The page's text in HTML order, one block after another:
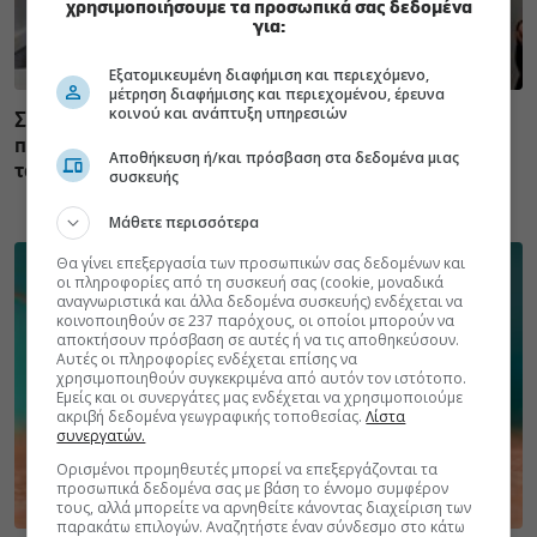
Σε Λαμία και Καρδίτσα ο Άδ. Γεωργιάδης για την
παραλαβή 7 ασθενοφόρων του ΕΚΑΒ και τα εγκαίνια
του ΚΥ Σοφάδων
χρησιμοποιήσουμε τα προσωπικά σας δεδομένα
για:
Εξατομικευμένη διαφήμιση και περιεχόμενο,
μέτρηση διαφήμισης και περιεχομένου, έρευνα
κοινού και ανάπτυξη υπηρεσιών
Αποθήκευση ή/και πρόσβαση στα δεδομένα μιας
συσκευής
Μάθετε περισσότερα
Θα γίνει επεξεργασία των προσωπικών σας δεδομένων και
οι πληροφορίες από τη συσκευή σας (cookie, μοναδικά
αναγνωριστικά και άλλα δεδομένα συσκευής) ενδέχεται να
κοινοποιηθούν σε 237 παρόχους, οι οποίοι μπορούν να
αποκτήσουν πρόσβαση σε αυτές ή να τις αποθηκεύσουν.
Αυτές οι πληροφορίες ενδέχεται επίσης να
χρησιμοποιηθούν συγκεκριμένα από αυτόν τον ιστότοπο.
Εμείς και οι συνεργάτες μας ενδέχεται να χρησιμοποιούμε
ακριβή δεδομένα γεωγραφικής τοποθεσίας.Λίστα
συνεργατών.
Ορισμένοι προμηθευτές μπορεί να επεξεργάζονται τα
προσωπικά δεδομένα σας με βάση το έννομο συμφέρον
τους, αλλά μπορείτε να αρνηθείτε κάνοντας διαχείριση των
παρακάτω επιλογών. Αναζητήστε έναν σύνδεσμο στο κάτω